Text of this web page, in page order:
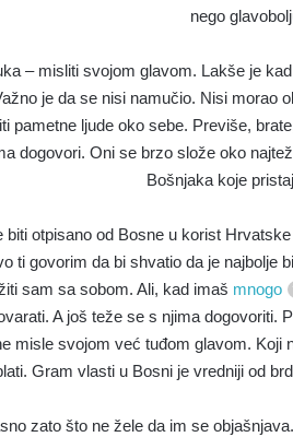
nego
– misliti svojom glavom. Lakše je
je da se nisi namučio. Nisi morao
pametne ljude oko sebe. Previše,
dogovori. Oni se brzo slože oko
Bošnjaka koje
biti otpisano od Bosne u korist
ti govorim da bi shvatio da je
sam sa sobom. Ali, kad imaš mnogo
A još teže se s njima dogovoriti.
misle svojom već tuđom glavom. Koji
Gram vlasti u Bosni je vredniji od
zato što ne žele da im se